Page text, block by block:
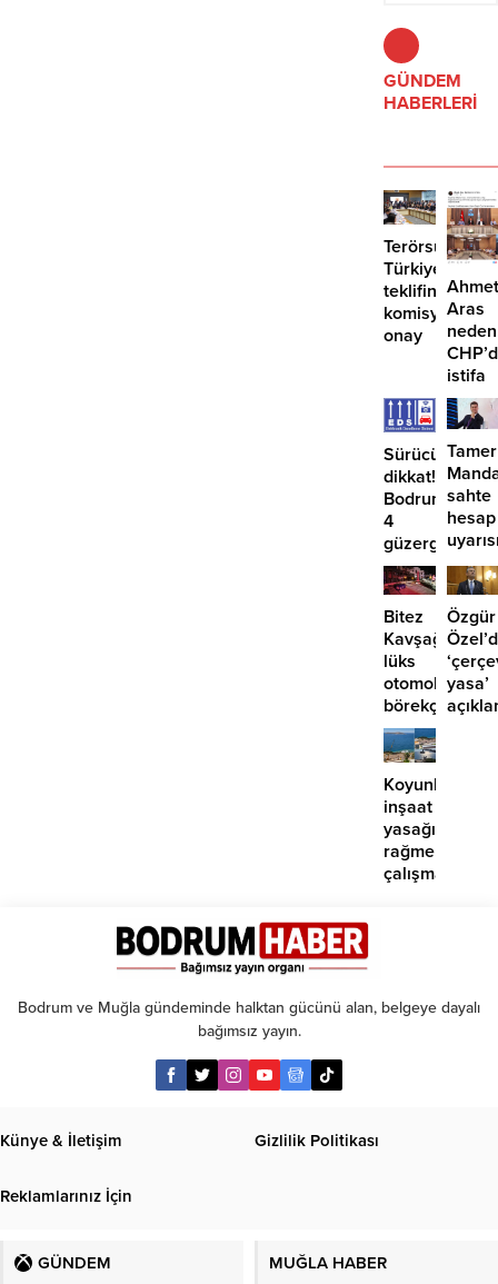
GÜNDEM
HABERLERİ
Terörsüz
Türkiye
teklifine
komisyondan
onay
Ahmet
Aras
neden
istifa
Sürücüler
dikkat!
Bodrum’da
4
güzergahta
EDS
başlıyor
Tamer
sahte
hesap
Bitez
Kavşağı’nda
lüks
otomobil
börekçiye
girdi:
2
yaralı
Özgür
yasa’
Koyunbaba’da
inşaat
yasağına
rağmen
çalışma
Bodrum ve Muğla gündeminde halktan gücünü alan, belgeye dayalı
bağımsız yayın.
Künye & İletişim Gizlilik Politikası
Reklamlarınız İçin
GÜNDEM MUĞLA HABER